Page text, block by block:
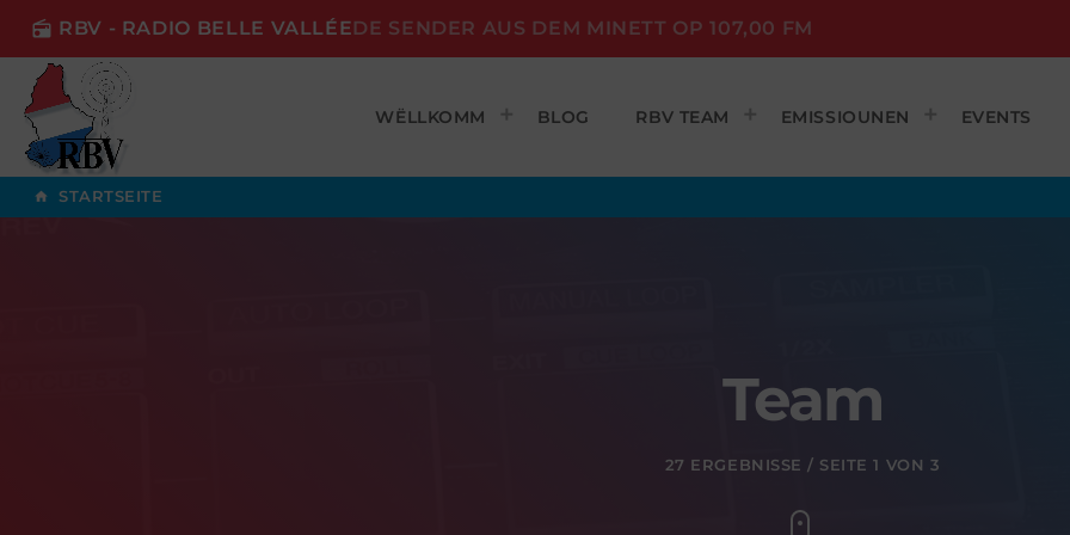
radio RBV - RADIO BELLE VALLÉEDE SENDER AUS DEM MINETT OP 107,00 FM
WËLLKOMM BLOG RBV TEAM EMISSIOUNEN EVENTS
home STARTSEITE
Team
27 ERGEBNISSE / SEITE 1 VON 3